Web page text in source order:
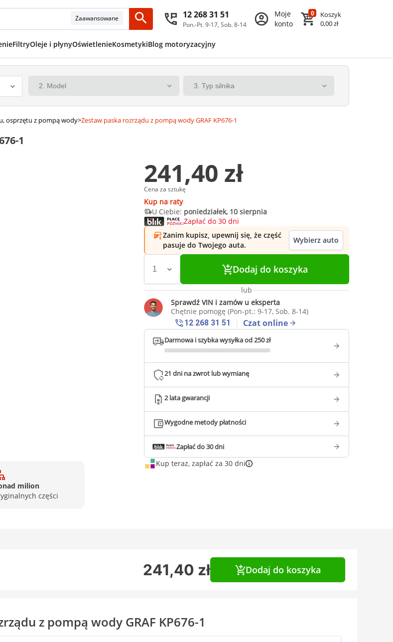
Zaawansowane 12 268 31 51
Pon.-Pt. 9-17, Sob. 8-14
Moje
konto
0
Koszyk
0,00 zł
FiltryOleje i płynyOświetlenieKosmetykiBlog motoryzacyjny
osprzętu z pompą wody>Zestaw paska rozrządu z pompą wody GRAF KP676-1
1
241,40 zł
Cena za sztukę
Kup na raty
U Ciebie: poniedziałek, 10 sierpnia
Zapłać do 30 dni
Zanim kupisz, upewnij się, że część
pasuje do Twojego auta.
Wybierz auto
Dodaj do koszyka
lub
Sprawdź VIN i zamów u eksperta
Chętnie pomogę (Pon-pt.: 9-17, Sob. 8-14)
12 268 31 51
Czat online
Darmowa i szybka wysyłka od 250 zł
21 dni na zwrot lub wymianę
2 lata gwarancji
Wygodne metody płatności
Zapłać do 30 dni
Kup teraz, zapłać za 30 dni
milion
części
241,40 zł Dodaj do koszyka
z pompą wody GRAF KP676-1